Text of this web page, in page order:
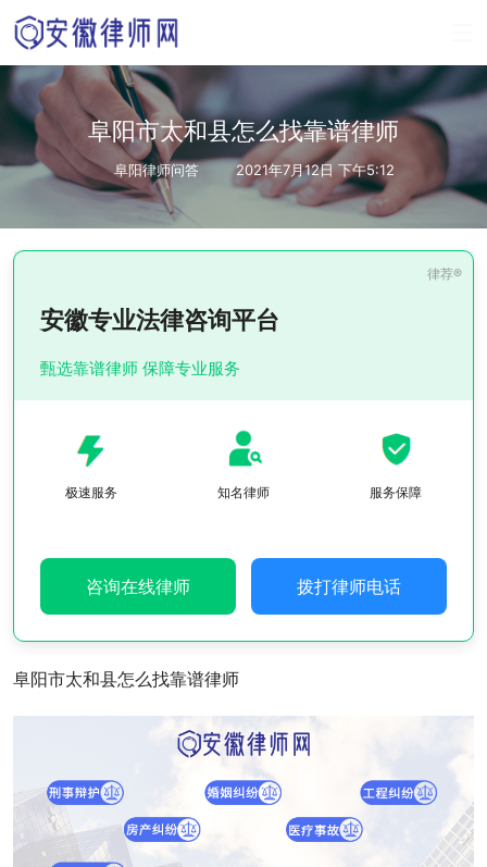
阜阳市太和县怎么找靠谱律师
阜阳律师问答 2021年7月12日 下午5:12
安徽专业法律咨询平台
甄选靠谱律师 保障专业服务
极速服务 知名律师 服务保障
咨询在线律师 拨打律师电话
阜阳市太和县怎么找靠谱律师